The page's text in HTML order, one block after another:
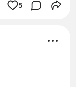
5